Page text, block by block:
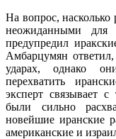
На вопрос,
неожиданными
предупредил
Амбарцумян
ударах, однако
перехватить
эксперт связывает
были сильно
новейшие иранские
американские и